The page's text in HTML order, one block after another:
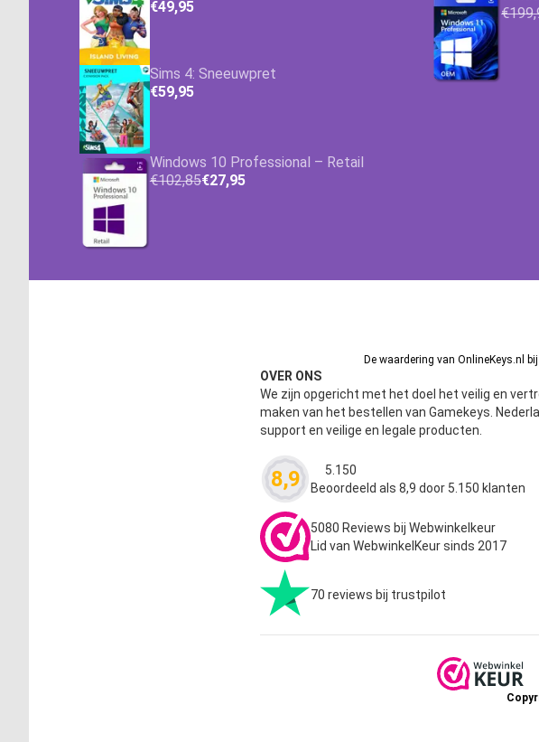
€49,95
Sims 4: Sneeuwpret
€59,95
Windows 10 Professional – Retail
€102,85€27,95
De waardering van OnlineKeys.nl bij
OVER ONS
We zijn opgericht met het doel het veilig en
maken van het bestellen van Gamekeys.
support en veilige en legale producten.
8,9 Waardering
5.150
Beoordeeld als 8,9 door 5.150 klanten
5080 Reviews bij Webwinkelkeur
Lid van WebwinkelKeur sinds 2017
70 reviews bij trustpilot